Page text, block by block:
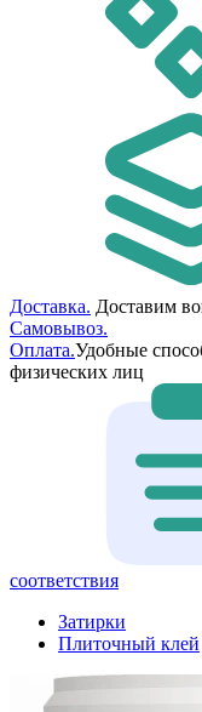
Доставка. Доставим
Самовывоз.
Оплата.Удобные
физических лиц
соответствия
Затирки
Плиточный клей